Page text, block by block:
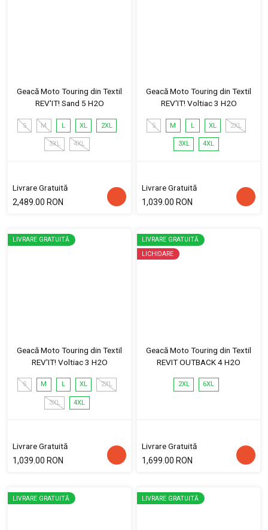
Geacă Moto Touring din Textil
REV'IT! Sand 5 H2O
S M L XL 2XL
3XL 4XL
Livrare Gratuită
2,489.00 RON
Geacă Moto Touring din Textil
REV'IT! Voltiac 3 H2O
S M L XL 2XL
3XL 4XL
Livrare Gratuită
1,039.00 RON
LIVRARE GRATUITĂ
Geacă Moto Touring din Textil
REV'IT! Voltiac 3 H2O
S M L XL 2XL
3XL 4XL
Livrare Gratuită
1,039.00 RON
LIVRARE GRATUITĂ
LICHIDARE
Geacă Moto Touring din Textil
REVIT OUTBACK 4 H2O
2XL 6XL
Livrare Gratuită
1,699.00 RON
LIVRARE GRATUITĂ LIVRARE GRATUITĂ